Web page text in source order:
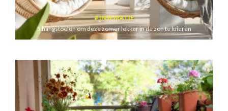
INSPIRATIE
5 hangstoelen om deze zomer lekker in de zon te luieren